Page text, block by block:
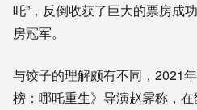
吒”，反倒收获了巨大的票房成
房冠军。
与饺子的理解颇有不同，2021年
榜：哪吒重生》导演赵霁称， 在